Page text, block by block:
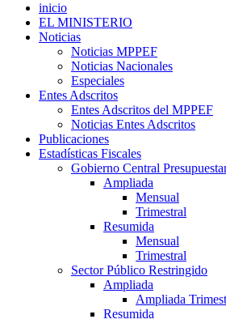
inicio
EL MINISTERIO
Noticias
Noticias MPPEF
Noticias Nacionales
Especiales
Entes Adscritos
Entes Adscritos del MPPEF
Noticias Entes Adscritos
Publicaciones
Estadísticas Fiscales
Gobierno Central
Ampliada
Mensual
Trimestral
Resumida
Mensual
Trimestral
Sector Público Restringido
Ampliada
Ampliada
Resumida